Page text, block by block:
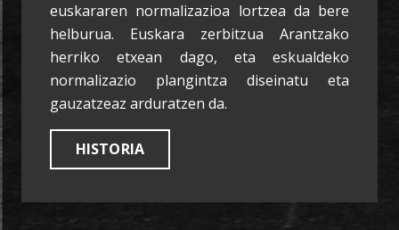
euskararen normalizazioa lortzea da bere
helburua. Euskara zerbitzua Arantzako
herriko etxean dago, eta eskualdeko
normalizazio plangintza diseinatu eta
gauzatzeaz arduratzen da.
HISTORIA